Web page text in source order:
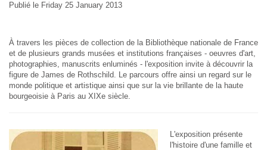
Publié le Friday 25 January 2013
À travers les pièces de collection de la Bibliothèque nationale de France
et de plusieurs grands musées et institutions françaises - oeuvres d'art,
photographies, manuscrits enluminés - l'exposition invite à découvrir la
figure de James de Rothschild. Le parcours offre ainsi un regard sur le
monde politique et artistique ainsi que sur la vie brillante de la haute
bourgeoisie à Paris au XIXe siècle.
L'exposition présente
l'histoire d'une famille et